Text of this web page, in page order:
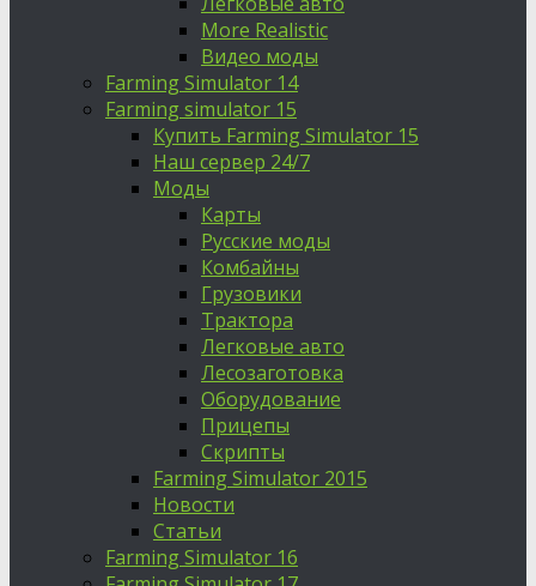
More Realistic
Видео моды
Farming Simulator 14
Farming simulator 15
Купить Farming Simulator 15
Наш сервер 24/7
Моды
Карты
Русские моды
Комбайны
Грузовики
Трактора
Легковые авто
Лесозаготовка
Оборудование
Прицепы
Скрипты
Farming Simulator 2015
Новости
Статьи
Farming Simulator 16